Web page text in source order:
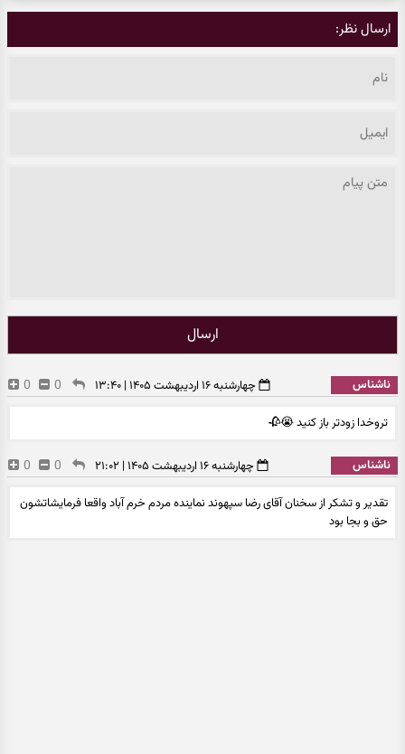
ارسال نظر:
ارسال
ناشناس چهارشنبه ۱۶ اردیبهشت ۱۴۰۵ | ۱۳:۴۰ 0
0
تروخدا زودتر باز کنید 😭🥀
ناشناس چهارشنبه ۱۶ اردیبهشت ۱۴۰۵ | ۲۱:۰۲ 0
0
تقدیر و تشکر از سخنان آقای رضا سپهوند نماینده مردم خرم آباد واقعا فرمایشاتشون
حق و بجا بود